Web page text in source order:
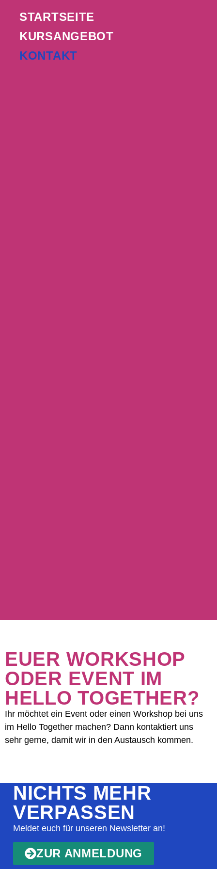
STARTSEITE
KURSANGEBOT
KONTAKT
EUER WORKSHOP
ODER EVENT IM
HELLO TOGETHER?
Ihr möchtet ein Event oder einen Workshop bei uns
im Hello Together machen? Dann kontaktiert uns
sehr gerne, damit wir in den Austausch kommen.
NICHTS MEHR
VERPASSEN
Meldet euch für unseren Newsletter an!
ZUR ANMELDUNG